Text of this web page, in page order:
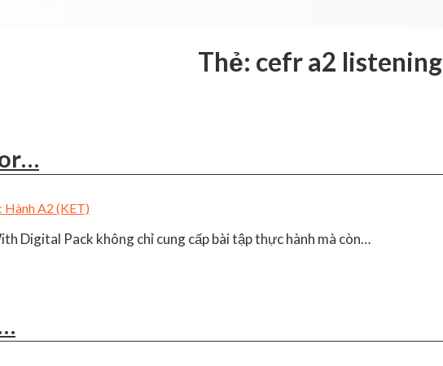
Thẻ: cefr a2 listening
Hành A2 (KET)
Digital Pack không chỉ cung cấp bài tập thực hành mà còn…